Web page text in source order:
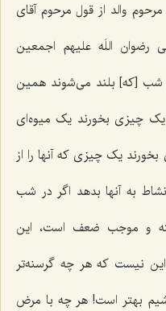
والد از قول مرحوم آقای
رضوان اللَه علیهم اجمعین
شب [که‌] بلند می‌شوند همین
یک چیزی بخورند یک میوه‌ای
یک چیزی که آنها را از
به آنها بدهد اگر در شب
و موجب ضعف است، این
این نیست که هر چه گرسنه‌تر
بهتر است! هر چه با مرض